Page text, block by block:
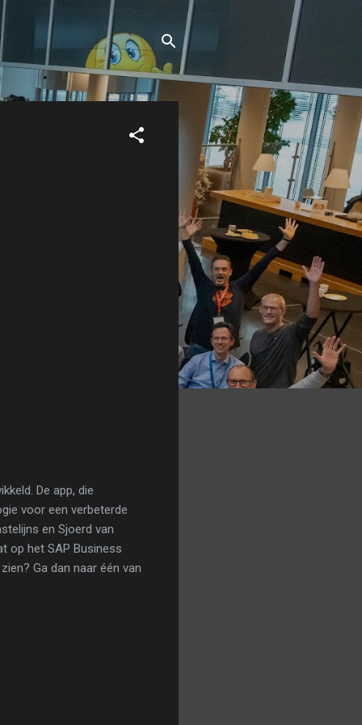
De app, die
voor een verbeterde
en Sjoerd van
op het SAP Business
Ga dan naar één van